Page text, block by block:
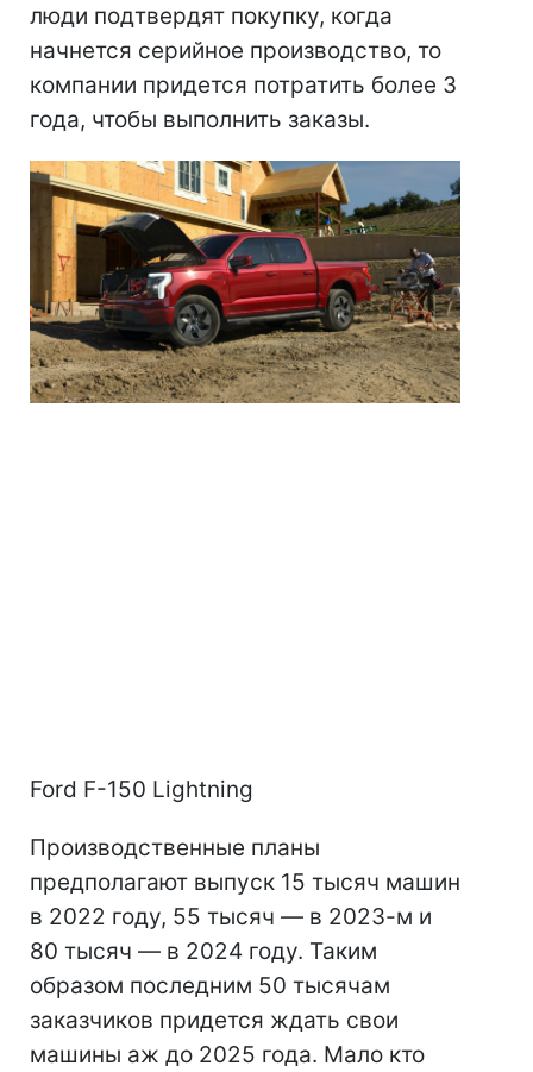
люди подтвердят покупку, когда
начнется серийное производство, то
компании придется потратить более 3
года, чтобы выполнить заказы.
Ford F-150 Lightning
Производственные планы
предполагают выпуск 15 тысяч машин
в 2022 году, 55 тысяч — в 2023-м и
80 тысяч — в 2024 году. Таким
образом последним 50 тысячам
заказчиков придется ждать свои
машины аж до 2025 года. Мало кто